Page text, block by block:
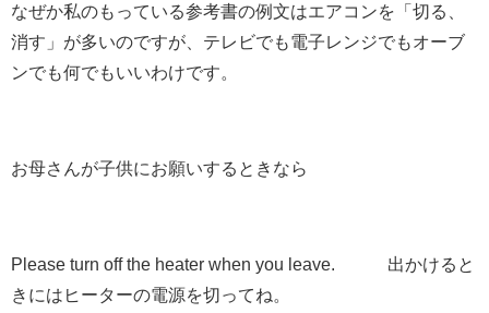
なぜか私のもっている参考書の例文はエアコンを「切る、
消す」が多いのですが、テレビでも電子レンジでもオーブ
ンでも何でもいいわけです。
お母さんが子供にお願いするときなら
Please turn offthe heater when you leave. 出かけると
きにはヒーターの電源を切ってね。